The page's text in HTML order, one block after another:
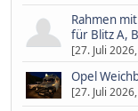
Rahmen
für Blitz A,
[27. Juli
Opel
[27. Juli